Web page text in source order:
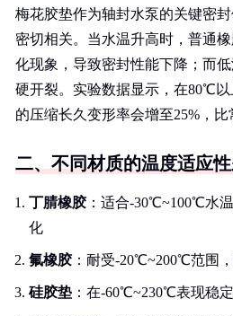
梅花胶垫作为轴封水泵的关键密
密切相关。当水温升高时，普通
化现象，导致密封性能下降；而
硬开裂。实验数据显示，在80℃
的压缩长久变形率会增至25%，比
二、不同材质的温度适应
丁腈橡胶：适合-30℃~100℃水
化
氟橡胶：耐受-20℃~200℃范围
硅胶垫 ：在-60℃~230℃表现稳